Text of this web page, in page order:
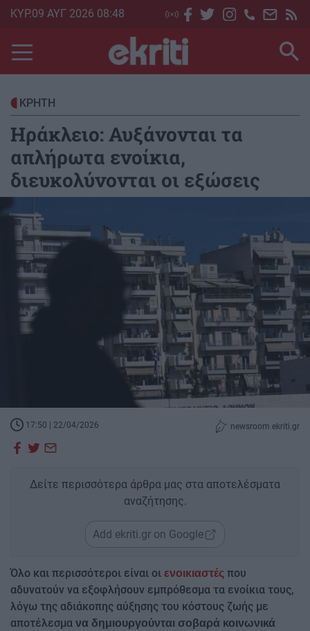
Skip
main
content
ΚΥΡ.09 ΑΥΓ 2026 08:48
ΚΡΗΤΗ
Ηράκλειο: Αυξάνονται τα
απλήρωτα ενοίκια,
διευκολύνονται οι εξώσεις
17:50 | 22/04/2026 newsroom ekriti.gr
Δείτε περισσότερα άρθρα μας στα αποτελέσματα
αναζήτησης.
Add ekriti.gr on Google
Όλο και περισσότεροι είναι οι ενοικιαστές που
αδυνατούν να εξοφλήσουν εμπρόθεσμα τα ενοίκια τους,
λόγω της αδιάκοπης αύξησης του κόστους ζωής με
αποτέλεσμα να δημιουργούνται σοβαρά κοινωνικά